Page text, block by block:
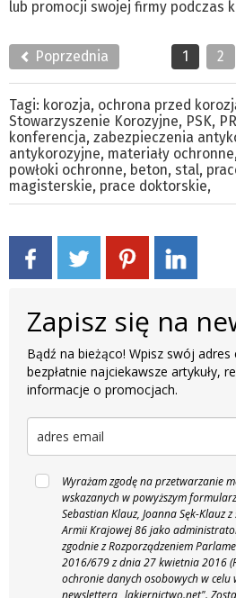
lub promocji swojej firmy podczas
Poprzednia 1 2
Tagi: korozja, ochrona przed
Stowarzyszenie Korozyjne, PSK,
konferencja, zabezpieczenia
antykorozyjne, materiały ochronne,
powłoki ochronne, beton, stal,
magisterskie, prace doktorskie,
Zapisz się na
Bądź na bieżąco! Wpisz swój
bezpłatnie najciekawsze artykuły,
informacje o promocjach.
Wyrażam zgodę na przetwarzanie
wskazanych w powyższym
Sebastian Klauz, Joanna Sęk-Klauz
Armii Krajowej 86 jako
zgodnie z Rozporządzeniem
2016/679 z dnia 27 kwietnia 2016
ochronie danych osobowych w celu